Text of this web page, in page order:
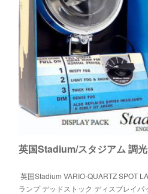
ユニオンジャック クッショ
秋のイベントで販売して好評だった「
バー」「ユニオンジャックベアー キー
て販売することとなりました。
英国Stadium VARIO-QUARTZ SPOT
ランプ デッドストック ディスプレイ